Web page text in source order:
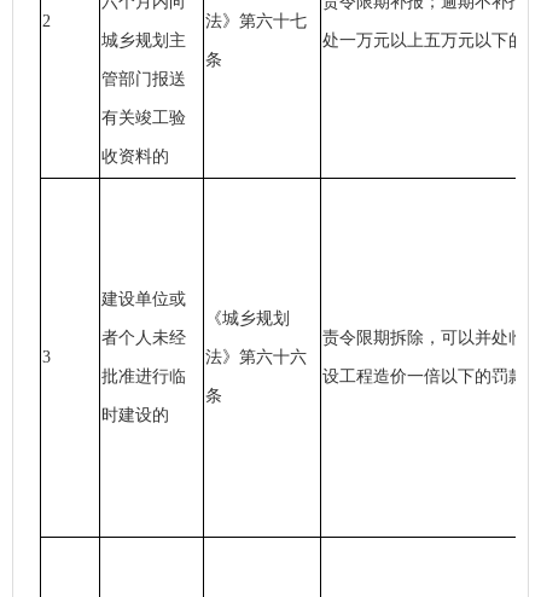
2
城乡规划主
管部门报送
有关竣工验
收资料的
法》第六十七
条
处一万元以上五万元以下的
3
建设单位或
者个人未经
批准进行临
时建设的
《城乡规划
法》第六十六
条
责令限期拆除，可以并处临
设工程造价一倍以下的罚款